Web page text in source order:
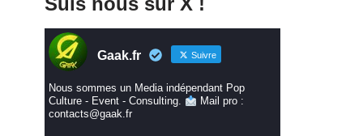
Gaak.fr Suivre
Nous sommes un Media indépendant Pop
Culture - Event - Consulting.
Mail pro :
contacts@gaak.fr